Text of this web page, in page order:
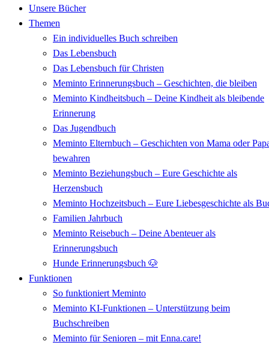
Unsere Bücher
Themen
Ein individuelles Buch schreiben
Das Lebensbuch
Das Lebensbuch für Christen
Meminto Erinnerungsbuch – Geschichten, die bleiben
Meminto Kindheitsbuch – Deine Kindheit als bleibende
Erinnerung
Das Jugendbuch
Meminto Elternbuch – Geschichten von Mama oder
bewahren
Meminto Beziehungsbuch – Eure Geschichte als
Herzensbuch
Meminto Hochzeitsbuch – Eure Liebesgeschichte als
Familien Jahrbuch
Meminto Reisebuch – Deine Abenteuer als
Erinnerungsbuch
Hunde Erinnerungsbuch 🐶
Funktionen
So funktioniert Meminto
Meminto KI-Funktionen – Unterstützung beim
Buchschreiben
Meminto für Senioren – mit Enna.care!